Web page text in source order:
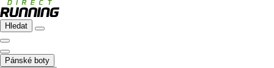
Hledat
Pánské boty